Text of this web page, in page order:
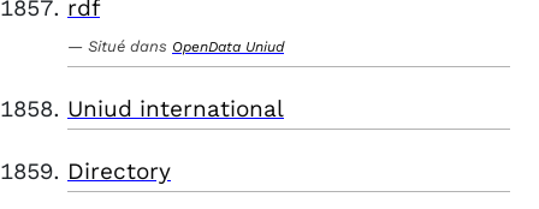
rdf
Situé dans OpenData Uniud
Uniud international
Directory